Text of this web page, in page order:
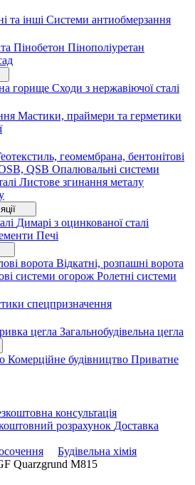
та інші Системи антиобмерзання
Пінобетон Пінополіуретан
горище Сходи з нержавіючої сталі
Мастики, праймери та герметики
геомембрана, бентонітові
QSB Опалювальні системи
Листове згинання металу
Димарі з оцинкованої сталі
Печі
ворота Відкатні, розпашні ворота
системи огорож Ролетні системи
спецпризначення
цегла Загальнобудівельна цегла
Комерційне будівництво Приватне
консультація
розрахунок Доставка
Будівельна хімія
Quarzgrund M815